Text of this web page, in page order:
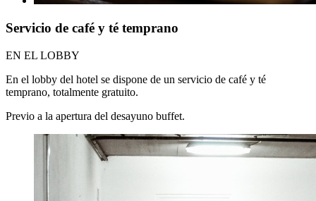
Servicio de café y té temprano
EN EL LOBBY
En el lobby del hotel se dispone de un servicio de café y té
temprano, totalmente gratuito.
Previo a la apertura del desayuno buffet.